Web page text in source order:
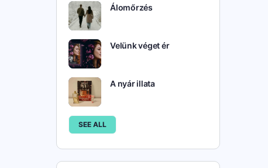
Álomőrzés
Velünk véget ér
A nyár illata
SEE ALL